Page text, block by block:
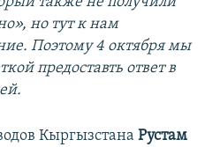
но тут к нам
Поэтому 4 октября мы
предоставть ответ в
Кыргызстана Рустам